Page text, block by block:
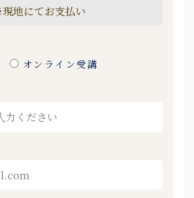
オンライン受講